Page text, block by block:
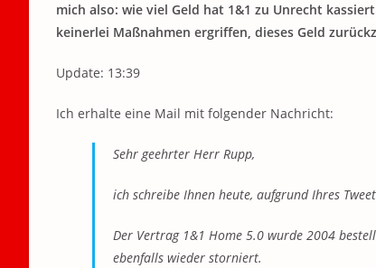
mich also: wie viel Geld hat 1&1 zu Unrecht
keinerlei Maßnahmen ergriffen, dieses Geld
Update: 13:39
Ich erhalte eine Mail mit folgender Nachricht:
Sehr geehrter Herr Rupp,
ich schreibe Ihnen heute, aufgrund Ihres
Der Vertrag 1&1 Home 5.0 wurde 2004
ebenfalls wieder storniert.